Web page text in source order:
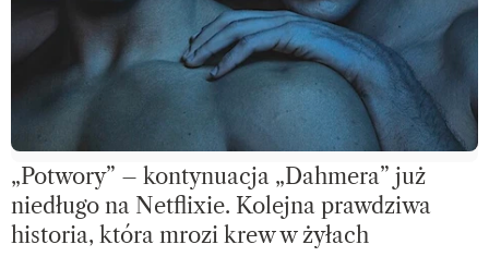
„Potwory” – kontynuacja „Dahmera” już
niedługo na Netflixie. Kolejna prawdziwa
historia, która mrozi krew w żyłach